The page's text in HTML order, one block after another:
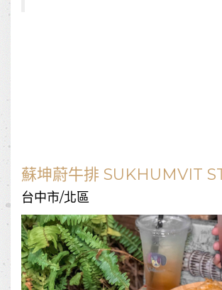
蘇坤蔚牛排 SUKHUMVIT
台中市/北區